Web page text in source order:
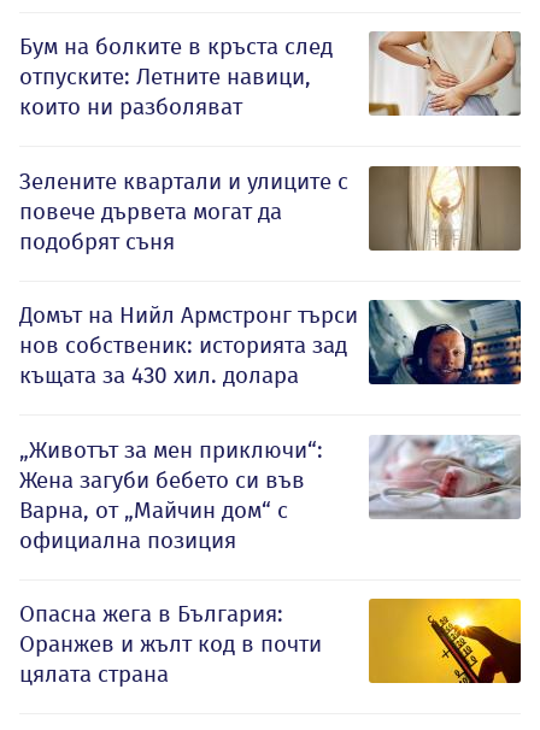
Бум на болките в кръста след
отпуските: Летните навици,
които ни разболяват
Зелените квартали и улиците с
повече дървета могат да
подобрят съня
Домът на Нийл Армстронг търси
нов собственик: историята зад
къщата за 430 хил. долара
„Животът за мен приключи“:
Жена загуби бебето си във
Варна, от „Майчин дом“ с
официална позиция
Опасна жега в България:
Оранжев и жълт код в почти
цялата страна